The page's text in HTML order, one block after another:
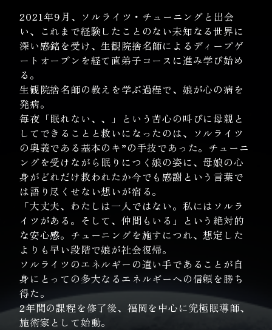
2021年9月、ソルライツ・チューニングと出会
い、これまで経験したことのない未知なる世界に
深い感銘を受け、生観院捨名師によるディープゲ
ートオープンを経て直弟子コースに進み学び始め
る。
生観院捨名師の教えを学ぶ過程で、娘が心の病を
発病。
毎夜「眠れない、、」という苦心の叫びに母親と
してできることと救いになったのは、ソルライツ
の奥義である基本のキ”の手技であった。チューニ
ングを受けながら眠りにつく娘の姿に、母娘の心
身がどれだけ救われたか今でも感謝という言葉で
は語り尽くせない想いが宿る。
「大丈夫、わたしは一人ではない。私にはソルラ
イツがある。そして、仲間もいる」という絶対的
な安心感。チューニングを施すにつれ、想定した
よりも早い段階で娘が社会復帰。
ソルライツのエネルギーの遣い手であることが自
身にとっての多大なるエネルギーへの信頼を勝ち
得た。
2年間の課程を修了後、福岡を中心に究極眠導師、
施術家として始動。